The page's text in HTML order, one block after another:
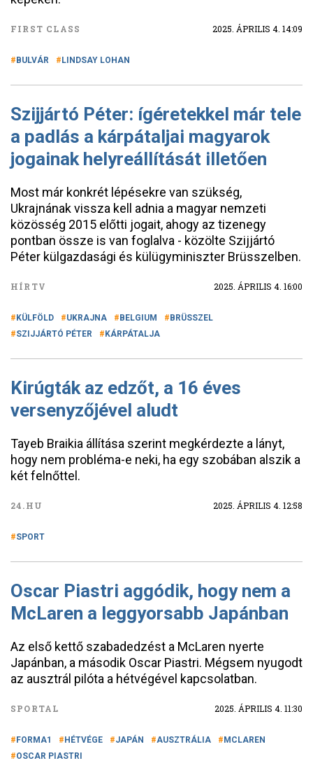
FIRST CLASS 2025. ÁPRILIS 4. 14:09
BULVÁR LINDSAY LOHAN
Szijjártó Péter: ígéretekkel már tele
a padlás a kárpátaljai magyarok
jogainak helyreállítását illetően
Most már konkrét lépésekre van szükség,
Ukrajnának vissza kell adnia a magyar nemzeti
közösség 2015 előtti jogait, ahogy az tizenegy
pontban össze is van foglalva - közölte Szijjártó
Péter külgazdasági és külügyminiszter Brüsszelben.
HÍRTV 2025. ÁPRILIS 4. 16:00
KÜLFÖLD UKRAJNA BELGIUM
BRÜSSZEL
SZIJJÁRTÓ PÉTER
KÁRPÁTALJA
Kirúgták az edzőt, a 16 éves
versenyzőjével aludt
Tayeb Braikia állítása szerint megkérdezte a lányt,
hogy nem probléma-e neki, ha egy szobában alszik a
két felnőttel.
24.HU 2025. ÁPRILIS 4. 12:58
SPORT
Oscar Piastri aggódik, hogy nem a
McLaren a leggyorsabb Japánban
Az első kettő szabadedzést a McLaren nyerte
Japánban, a második Oscar Piastri. Mégsem nyugodt
az ausztrál pilóta a hétvégével kapcsolatban.
SPORTAL 2025. ÁPRILIS 4. 11:30
FORMA1 HÉTVÉGE JAPÁN AUSZTRÁLIA
MCLAREN
OSCAR PIASTRI